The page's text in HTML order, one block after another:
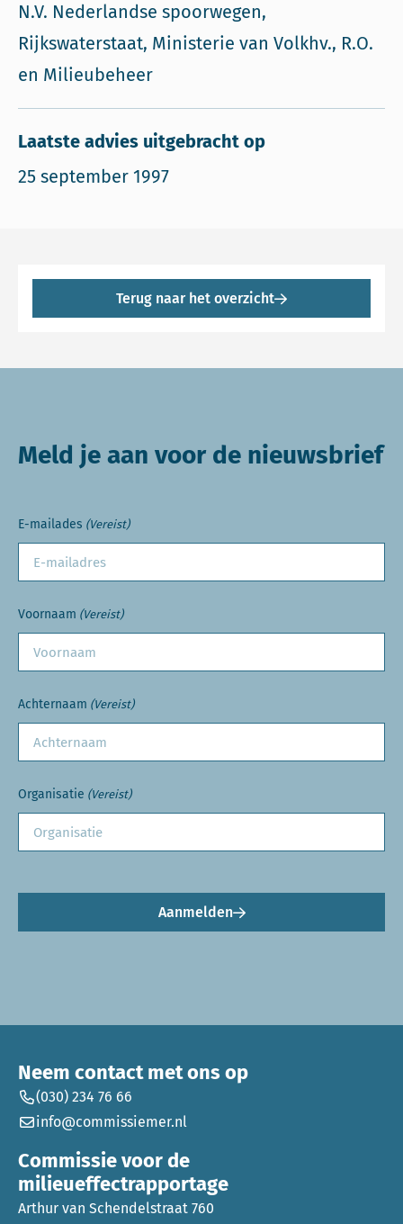
N.V. Nederlandse spoorwegen,
Rijkswaterstaat, Ministerie van Volkhv., R.O.
en Milieubeheer
Laatste advies uitgebracht op
25 september 1997
Terug naar het overzicht
Meld je aan voor de nieuwsbrief
E-mailades (Vereist)
Voornaam (Vereist)
Achternaam (Vereist)
Organisatie (Vereist)
Aanmelden
Neem contact met ons op
(030) 234 76 66
info@commissiemer.nl
Commissie voor de
milieueffectrapportage
Arthur van Schendelstraat 760